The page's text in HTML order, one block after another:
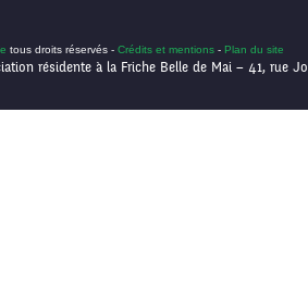
tous droits réservés - Crédits et mentions - Plan du site
résidente à la Friche Belle de Mai – 41, rue